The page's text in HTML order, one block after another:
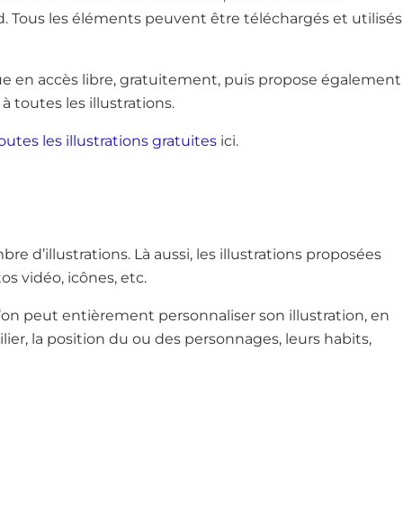
Tous les éléments peuvent être téléchargés et utilisés
en accès libre, gratuitement, puis propose également
toutes les illustrations.
les illustrations gratuites ici.
d’illustrations. Là aussi, les illustrations proposées
vidéo, icônes, etc.
peut entièrement personnaliser son illustration, en
la position du ou des personnages, leurs habits,